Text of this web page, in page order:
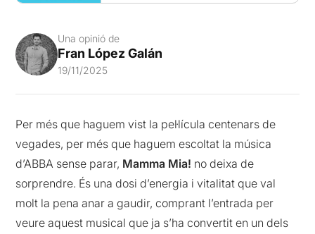
Una opinió de
Fran López Galán
19/11/2025
Per més que haguem vist la pel·lícula centenars de
vegades, per més que haguem escoltat la música
d’ABBA sense parar, Mamma Mia! no deixa de
sorprendre. És una dosi d’energia i vitalitat que val
molt la pena anar a gaudir, comprant l’entrada per
veure aquest musical que ja s’ha convertit en un dels